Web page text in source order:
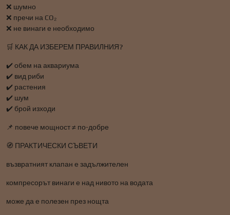
❌ шумно
❌ пречи на CO₂
❌ не винаги е необходимо
🛒 КАК ДА ИЗБЕРЕМ ПРАВИЛНИЯ?
✔️ обем на аквариума
✔️ вид риби
✔️ растения
✔️ шум
✔️ брой изходи
📌 повече мощност ≠ по-добре
🧭 ПРАКТИЧЕСКИ СЪВЕТИ
възвратният клапан е задължителен
компресорът винаги е над нивото на водата
може да е полезен през нощта